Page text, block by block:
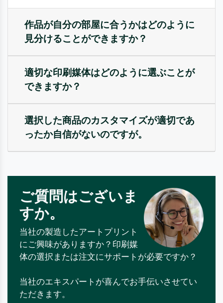
作品が自分の部屋に合うかはどのように
見分けることができますか？
適切な印刷媒体はどのように選ぶことが
できますか？
選択した商品のカスタマイズが適切であ
ったか自信がないのですが。
ご質問はございま
すか。
当社の製造したアートプリント
にご興味がありますか？印刷媒
体の選択または注文にサポートが必要ですか？
当社のエキスパートが喜んでお手伝いさせてい
ただきます。